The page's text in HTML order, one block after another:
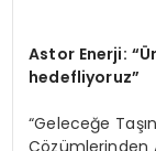
Astor Enerji: “Ü
hedefliyoruz”
“Geleceğe